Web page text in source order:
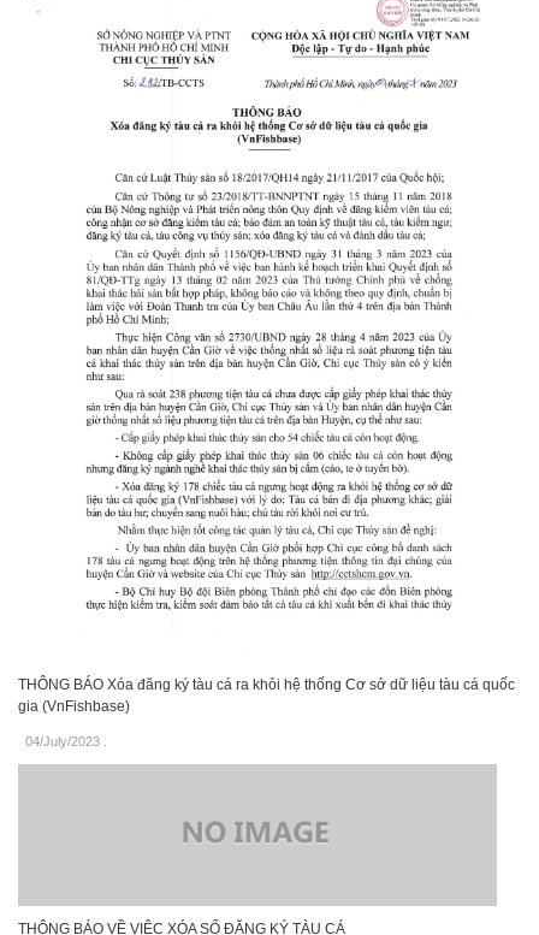
THÔNG BÁO Xóa đăng ký tàu cá ra khỏi hệ thống Cơ sở dữ liệu tàu cá quốc
gia (VnFishbase)
04/July/2023
THÔNG BÁO VỀ VIỆC XÓA SỐ ĐĂNG KÝ TÀU CÁ